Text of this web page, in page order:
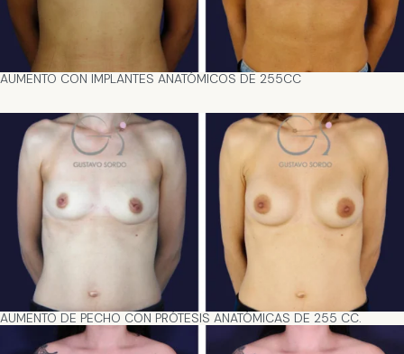
AUMENTO CON IMPLANTES ANATÓMICOS DE 255CC
AUMENTO DE PECHO CON PRÓTESIS ANATÓMICAS DE 255 CC.